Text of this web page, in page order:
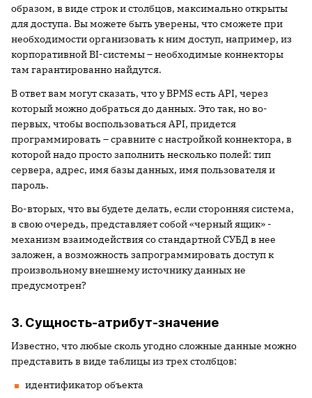
образом, в виде строк и столбцов, максимально открыты
для доступа. Вы можете быть уверены, что сможете при
необходимости организовать к ним доступ, например, из
корпоративной BI-системы – необходимые коннекторы
там гарантированно найдутся.
В ответ вам могут сказать, что у BPMS есть API, через
который можно добраться до данных. Это так, но во-
первых, чтобы воспользоваться API, придется
программировать – сравните с настройкой коннектора, в
которой надо просто заполнить несколько полей: тип
сервера, адрес, имя базы данных, имя пользователя и
пароль.
Во-вторых, что вы будете делать, если сторонняя система,
в свою очередь, представляет собой «черный ящик» -
механизм взаимодействия со стандартной СУБД в нее
заложен, а возможность запрограммировать доступ к
произвольному внешнему источнику данных не
предусмотрен?
3. Сущность-атрибут-значение
Известно, что любые сколь угодно сложные данные можно
представить в виде таблицы из трех столбцов:
идентификатор объекта